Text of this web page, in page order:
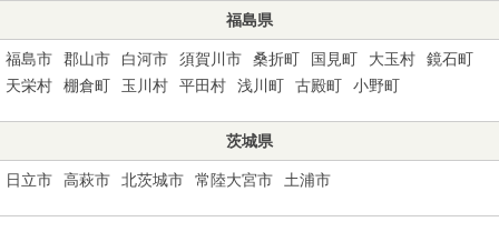
福島県
福島市 郡山市 白河市 須賀川市 桑折町 国見町 大玉村
鏡石町
天栄村
棚倉町 玉川村 平田村 浅川町 古殿町 小野町
茨城県
日立市 高萩市 北茨城市 常陸大宮市 土浦市